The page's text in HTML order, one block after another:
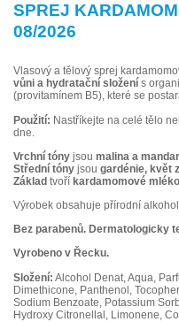
SPREJ
08/2026
Vlasový a tělový sprej
vůni a hydratační složení s
(provitamínem B5), které se
Použití: Nastříkejte na celé tělo
dne.
Vrchní tóny jsou malina a
Střední tóny jsou gardénie, květ
Základ tvoří kardamomové
Výrobek obsahuje přírodní
Bez parabenů. Dermatologicky
Vyrobeno v Řecku.
Složení: Alcohol Denat, Aqua,
Dimethicone, Panthenol,
Sodium Benzoate, Potassium
Hydroxy Citronellal, Limonene,